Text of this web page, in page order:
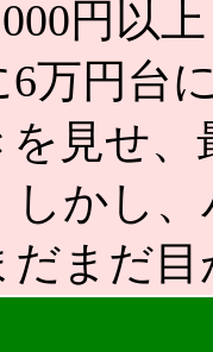
円以
万円台
見せ、
しかし
だまだ